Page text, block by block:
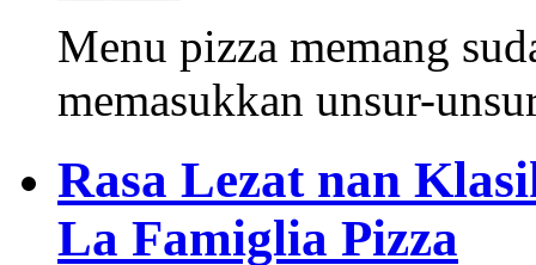
Menu pizza memang
memasukkan unsur-
Rasa Lezat nan
La Famiglia Pizza